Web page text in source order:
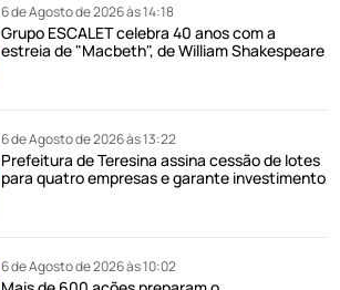
6 de Agosto de 2026 às 14:18
Grupo ESCALET celebra 40 anos com a
estreia de "Macbeth", de William Shakespeare
6 de Agosto de 2026 às 13:22
Prefeitura de Teresina assina cessão de lotes
para quatro empresas e garante investimento
6 de Agosto de 2026 às 10:02